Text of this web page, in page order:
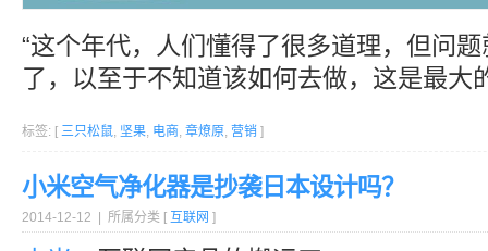
“这个年代，人们懂得了很多道理，但问
了，以至于不知道该如何去做，这是最大
标签: [ 三只松鼠, 坚果, 电商, 章燎原, 营销 ]
小米空气净化器是抄袭日本设计吗？
2014-12-12 | 所属分类 [ 互联网 ]